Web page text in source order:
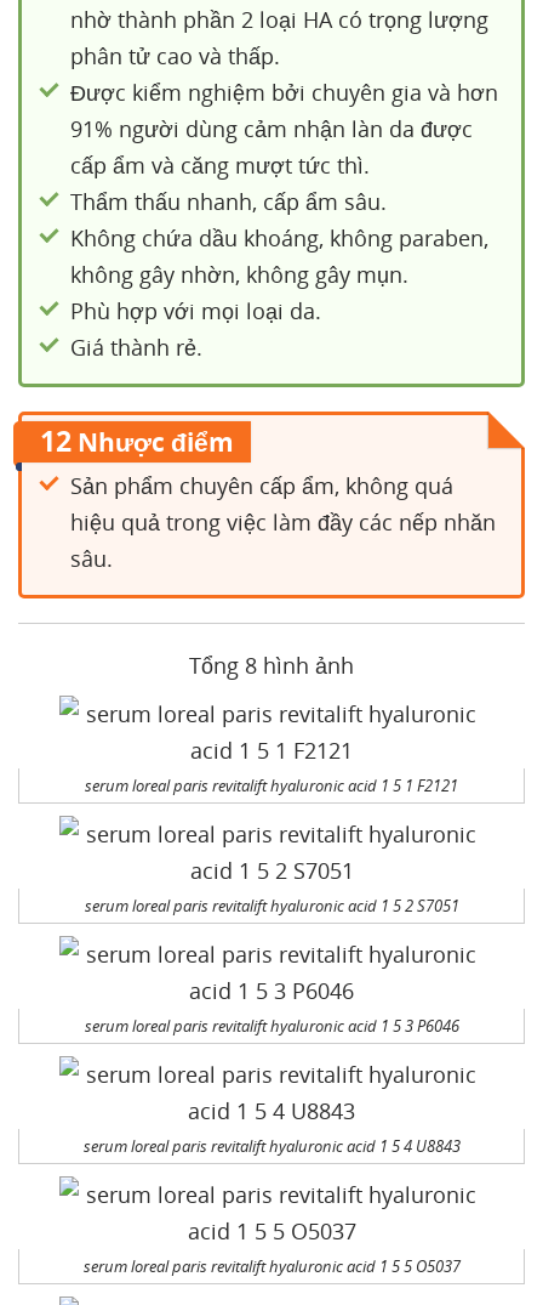
nhờ thành phần 2 loại HA có trọng lượng
phân tử cao và thấp.
Được kiểm nghiệm bởi chuyên gia và hơn
91% người dùng cảm nhận làn da được
cấp ẩm và căng mượt tức thì.
Thẩm thấu nhanh, cấp ẩm sâu.
Không chứa dầu khoáng, không paraben,
không gây nhờn, không gây mụn.
Phù hợp với mọi loại da.
Giá thành rẻ.
12 Nhược điểm
Sản phẩm chuyên cấp ẩm, không quá
hiệu quả trong việc làm đầy các nếp nhăn
sâu.
Tổng 8 hình ảnh
serum loreal paris revitalift hyaluronic acid 1 5 1 F2121
serum loreal paris revitalift hyaluronic acid 1 5 2 S7051
serum loreal paris revitalift hyaluronic acid 1 5 3 P6046
serum loreal paris revitalift hyaluronic acid 1 5 4 U8843
serum loreal paris revitalift hyaluronic acid 1 5 5 O5037